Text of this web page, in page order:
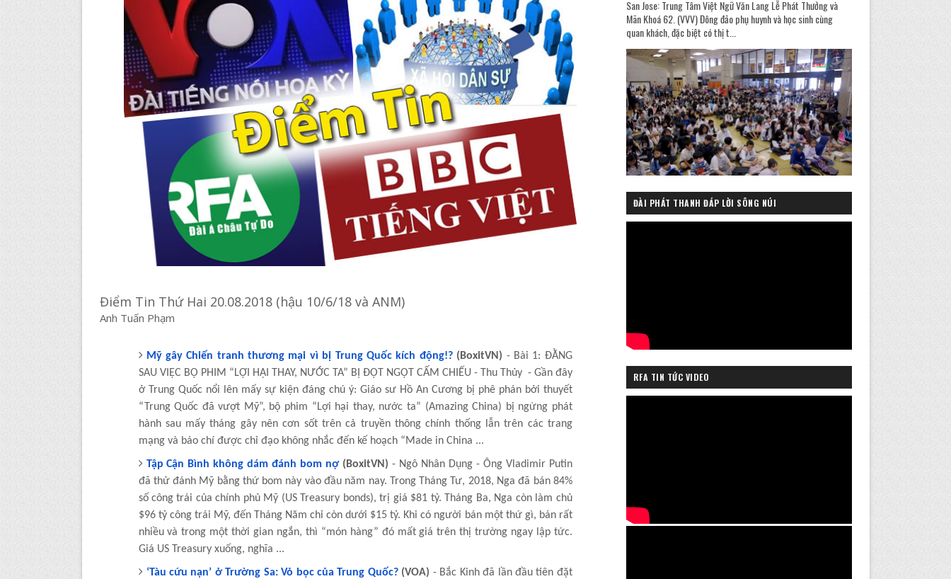
Điểm Tin Thứ Hai 20.08.2018 (hậu 10/6/18 và ANM)
Anh Tuấn Phạm
Mỹ gây Chiến tranh thương mại vì bị Trung Quốc kích động!?(BoxitVN) - Bài 1: ĐẰNG
SAU VIỆC BỘ PHIM “LỢI HẠI THAY, NƯỚC TA” BỊ ĐỘT NGỘT CẤM CHIẾU - Thu Thủy - Gần đây
ở Trung Quốc nổi lên mấy sự kiện đáng chú ý: Giáo sư Hồ An Cương bị phê phán bởi thuyết
“Trung Quốc đã vượt Mỹ”, bộ phim “Lợi hại thay, nước ta” (Amazing China) bị ngừng phát
hành sau mấy tháng gây nên cơn sốt trên cả truyền thông chính thống lẫn trên các trang
mạng và báo chí được chỉ đạo không nhắc đến kế hoạch “Made in China ...
Tập Cận Bình không dám đánh bom nợ(BoxitVN)- Ngô Nhân Dụng - Ông Vladimir Putin
đã thử đánh Mỹ bằng thứ bom này vào đầu năm nay. Trong Tháng Tư, 2018, Nga đã bán 84%
số công trái của chính phủ Mỹ (US Treasury bonds), trị giá $81 tỷ. Tháng Ba, Nga còn làm chủ
$96 tỷ công trái Mỹ, đến Tháng Năm chỉ còn dưới $15 tỷ. Khi có người bán một thứ gì, bán rất
nhiều và trong một thời gian ngắn, thì “món hàng” đó mất giá trên thị trường ngay lập tức.
Giá US Treasury xuống, nghĩa ...
‘Tàu cứu nạn’ ở Trường Sa: Vỏ bọc của Trung Quốc?(VOA) - Bắc Kinh đã lần đầu tiên đặt
San Jose: Trung Tâm Việt Ngữ Văn Lang Lễ Phát Thưởng và
Mãn Khoá 62. (VVV) Đông đảo phụ huynh và học sinh cùng
quan khách, đặc biệt có thị t...
ĐÀI PHÁT THANH ĐÁP LỜI SÔNG NÚI
RFA TIN TỨC VIDEO